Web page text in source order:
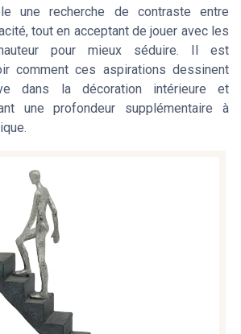
une recherche de contraste entre
tout en acceptant de jouer avec les
pour mieux séduire. Il est
comment ces aspirations dessinent
dans la décoration intérieure et
une profondeur supplémentaire à